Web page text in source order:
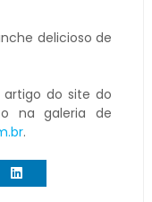
delicioso de
artigo do site do
na galeria de
.